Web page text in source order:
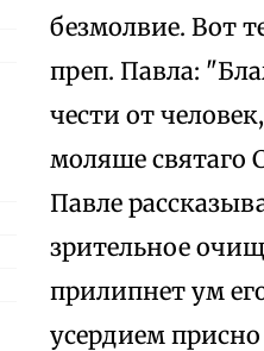
безмолвие. Вот
преп. Павла:
чести от
моляше святаго
Павле
зрительное
прилипнет ум
усердием